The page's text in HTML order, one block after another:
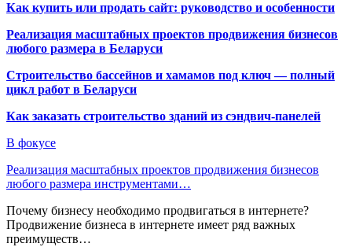
Как купить или продать сайт: руководство и особенности
Реализация масштабных проектов продвижения бизнесов
любого размера в Беларуси
Строительство бассейнов и хамамов под ключ — полный
цикл работ в Беларуси
Как заказать строительство зданий из сэндвич-панелей
В фокусе
Реализация масштабных проектов продвижения бизнесов
любого размера инструментами…
Почему бизнесу необходимо продвигаться в интернете?
Продвижение бизнеса в интернете имеет ряд важных
преимуществ…